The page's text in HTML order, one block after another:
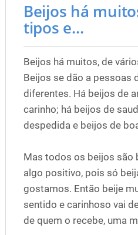
Beijos há
tipos e...
Beijos há muitos, de
Beijos se dão a pessoas
diferentes. Há beijos de
carinho; há beijos de
despedida e beijos de
Mas todos os beijos são
algo positivo, pois só
gostamos. Então beije
sentido e carinhoso vai
de quem o recebe, uma